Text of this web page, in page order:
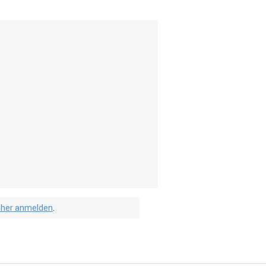
anmelden